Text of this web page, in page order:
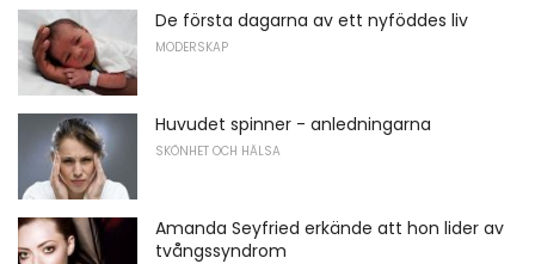
De första dagarna av ett nyföddes liv
MODERSKAP
Huvudet spinner - anledningarna
SKÖNHET OCH HÄLSA
Amanda Seyfried erkände att hon lider av
tvångssyndrom